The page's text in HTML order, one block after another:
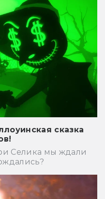
сказка
Селика мы ждали